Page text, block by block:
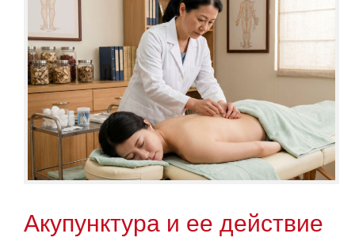
Акупунктура и ее действие